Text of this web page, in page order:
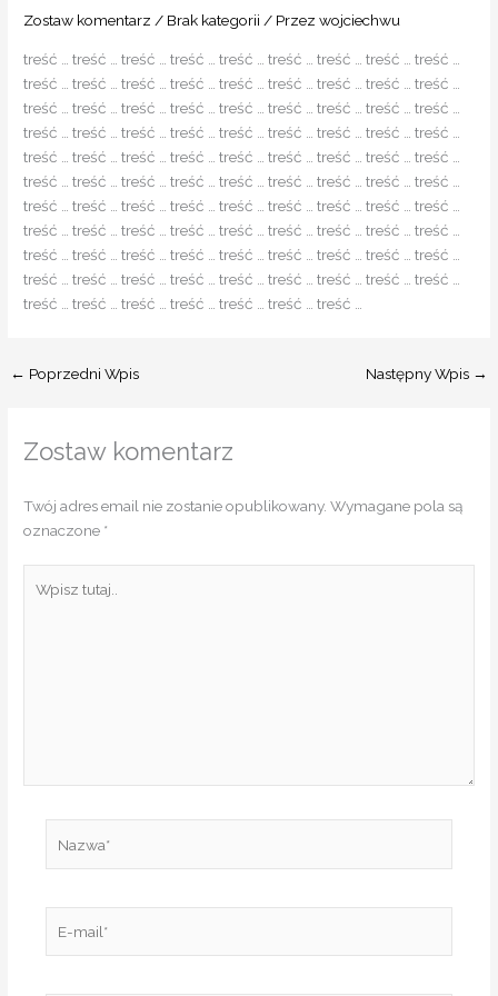
Zostaw komentarz / Brak kategorii / Przezwojciechwu
treść … treść … treść … treść … treść … treść … treść … treść … treść …
treść … treść … treść … treść … treść … treść … treść … treść … treść …
treść … treść … treść … treść … treść … treść … treść … treść … treść …
treść … treść … treść … treść … treść … treść … treść … treść … treść …
treść … treść … treść … treść … treść … treść … treść … treść … treść …
treść … treść … treść … treść … treść … treść … treść … treść … treść …
treść … treść … treść … treść … treść … treść … treść … treść … treść …
treść … treść … treść … treść … treść … treść … treść … treść … treść …
treść … treść … treść … treść … treść … treść … treść … treść … treść …
treść … treść … treść … treść … treść … treść … treść … treść … treść …
treść … treść … treść … treść … treść … treść … treść …
← Poprzedni Wpis Następny Wpis →
Zostaw komentarz
Twój adres email nie zostanie opublikowany. Wymagane pola są
oznaczone *
tutaj..
mail*